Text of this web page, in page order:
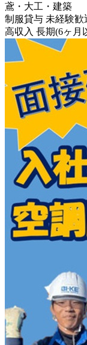
鳶・大工・建築
制服貸与 未経験歓
高収入 長期(6ヶ月